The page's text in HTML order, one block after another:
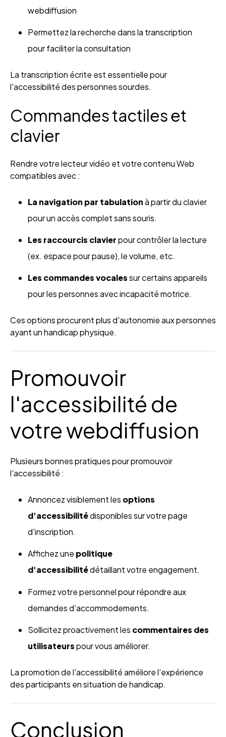
webdiffusion
Permettez la recherche dans la transcription
pour faciliter la consultation
La transcription écrite est essentielle pour
l'accessibilité des personnes sourdes.
Commandes tactiles et
clavier
Rendre votre lecteur vidéo et votre contenu Web
compatibles avec :
La navigation par tabulationà partir du clavier
pour un accès complet sans souris.
Les raccourcis clavierpour contrôler la lecture
(ex. espace pour pause), le volume, etc.
Les commandes vocalessur certains appareils
pour les personnes avec incapacité motrice.
Ces options procurent plus d'autonomie aux personnes
ayant un handicap physique.
Promouvoir
l'accessibilité de
votre webdiffusion
Plusieurs bonnes pratiques pour promouvoir
l'accessibilité :
Annoncez visiblement les options
d'accessibilitédisponibles sur votre page
d'inscription.
Affichez une politique
d'accessibilitédétaillant votre engagement.
Formez votre personnel pour répondre aux
demandes d'accommodements.
Sollicitez proactivement les commentaires des
utilisateurspour vous améliorer.
La promotion de l'accessibilité améliore l'expérience
des participants en situation de handicap.
Conclusion